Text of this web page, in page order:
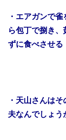
・エアガンで
ら包丁で捌き
ずに食べさせる
・天山さんは
夫なんでしょう